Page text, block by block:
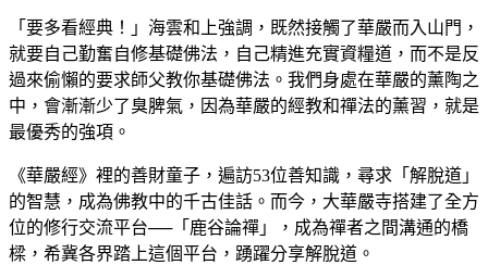
「要多看經典！」海雲和上強調，既然接觸了華嚴而入山門，
就要自己勤奮自修基礎佛法，自己精進充實資糧道，而不是反
過來偷懶的要求師父教你基礎佛法。我們身處在華嚴的薰陶之
中，會漸漸少了臭脾氣，因為華嚴的經教和禪法的薰習，就是
最優秀的強項。
《華嚴經》裡的善財童子，遍訪53位善知識，尋求「解脫道」
的智慧，成為佛教中的千古佳話。而今，大華嚴寺搭建了全方
位的修行交流平台──「鹿谷論禪」，成為禪者之間溝通的橋
樑，希冀各界踏上這個平台，踴躍分享解脫道。